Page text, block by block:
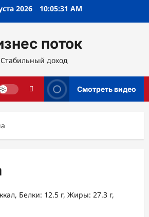
2026 10:05:32 AM
поток
Стабильный доход
Смотреть видео
Белки: 12.5 г, Жиры: 27.3 г,